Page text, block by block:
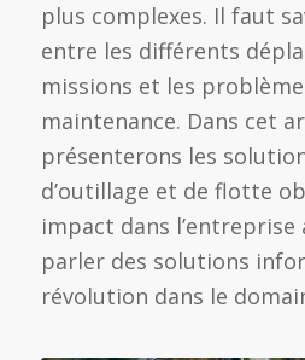
plus complexes. Il faut
entre les différents
missions et les
maintenance. Dans cet
présenterons les
d’outillage et de flotte
impact dans l’entreprise
parler des solutions
révolution dans le